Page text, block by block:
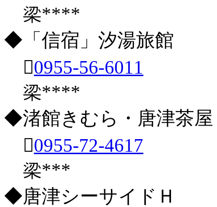
梁****
◆「信宿」汐湯旅館
0955-56-6011
梁****
◆渚館きむら・唐津茶屋
0955-72-4617
梁***
◆唐津シーサイドＨ